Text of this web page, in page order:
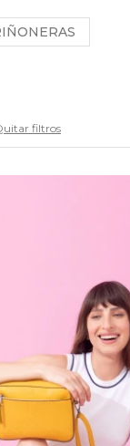
filtros